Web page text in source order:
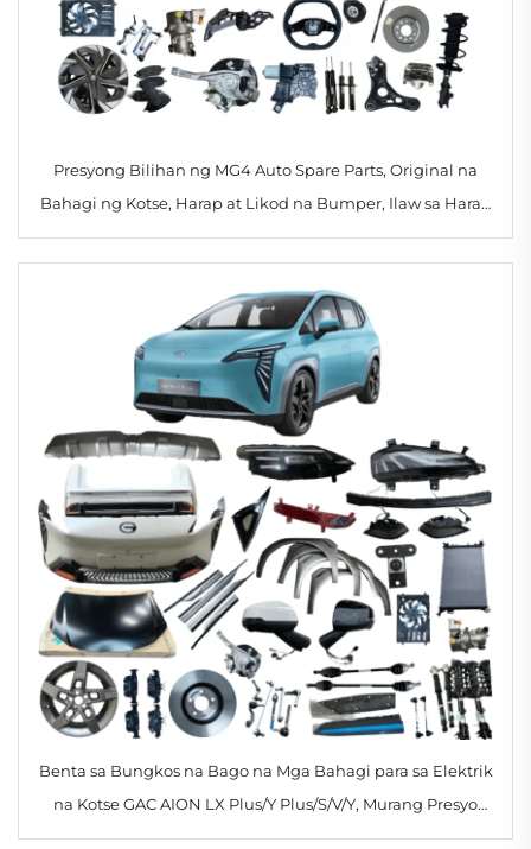
Presyong Bilihan ng MG4 Auto Spare Parts, Original na
Bahagi ng Kotse, Harap at Likod na Bumper, Ilaw sa Harap
at Likod, Mga Aksesorya para sa Sasakyan para sa Morris
Garages MG 4/ZS
Benta sa Bungkos na Bago na Mga Bahagi para sa Elektrik
na Kotse GAC AION LX Plus/Y Plus/S/V/Y, Murang Presyo
mula sa Pabrika, Mga Accessories para sa Kotse sa Tsina